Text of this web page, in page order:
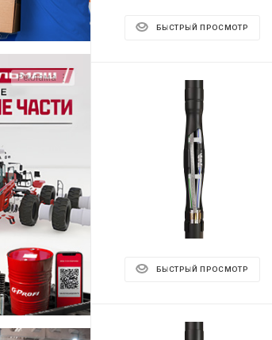
БЫСТРЫЙ ПРОСМОТР
БЫСТРЫЙ ПРОСМОТР
Реклама ⋮